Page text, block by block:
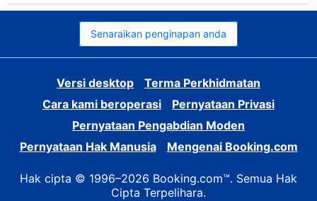
Senaraikan penginapan anda
Versi desktop
Terma Perkhidmatan
Cara kami beroperasi
Pernyataan Privasi
Pernyataan Pengabdian Moden
Pernyataan Hak Manusia
Mengenai Booking.com
Hak cipta © 1996–2026 Booking.com™. Semua Hak
Cipta Terpelihara.